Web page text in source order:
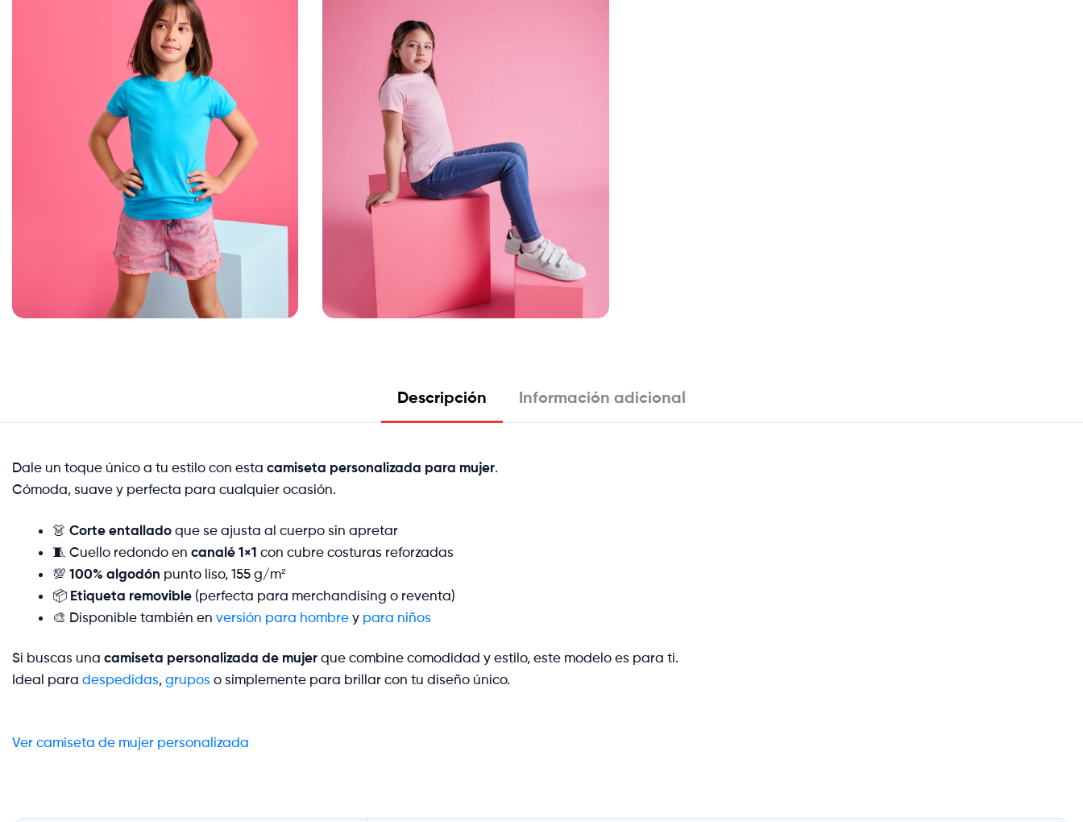
Descripción Información adicional
Dale un toque único a tu estilo con esta camiseta personalizada para mujer.
Cómoda, suave y perfecta para cualquier ocasión.
👗Corte entallado que se ajusta al cuerpo sin apretar
🧵 Cuello redondo encanalé 1×1 con cubre costuras reforzadas
💯100% algodón punto liso, 155 g/m²
📦 Etiqueta removible (perfecta para merchandising o reventa)
🎨 Disponible también enversión para hombre y para niños
Si buscas una camiseta personalizada de mujer que combine comodidad y estilo, este modelo es para ti.
Ideal para despedidas, grupos o simplemente para brillar con tu diseño único.
Ver camiseta de mujer personalizada